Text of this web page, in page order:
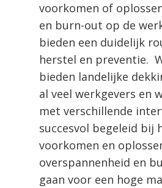
voorkomen of
en burn-out op de
bieden een duidelijk
herstel en preventie.
bieden landelijke
al veel werkgevers en
met verschillende
succesvol begeleid bij
voorkomen en
overspannenheid en
gaan voor een hoge